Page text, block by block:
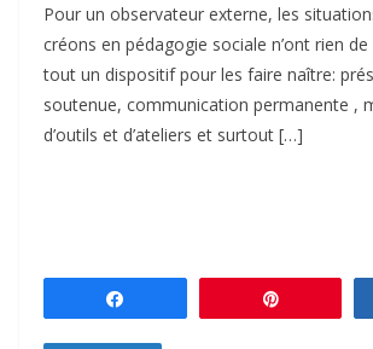
Pour un observateur externe, les
créons en pédagogie sociale n’ont rien
tout un dispositif pour les faire naître:
soutenue, communication permanente ,
d’outils et d’ateliers et surtout […]